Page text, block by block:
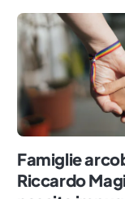
un mondo
Famiglie
Riccardo